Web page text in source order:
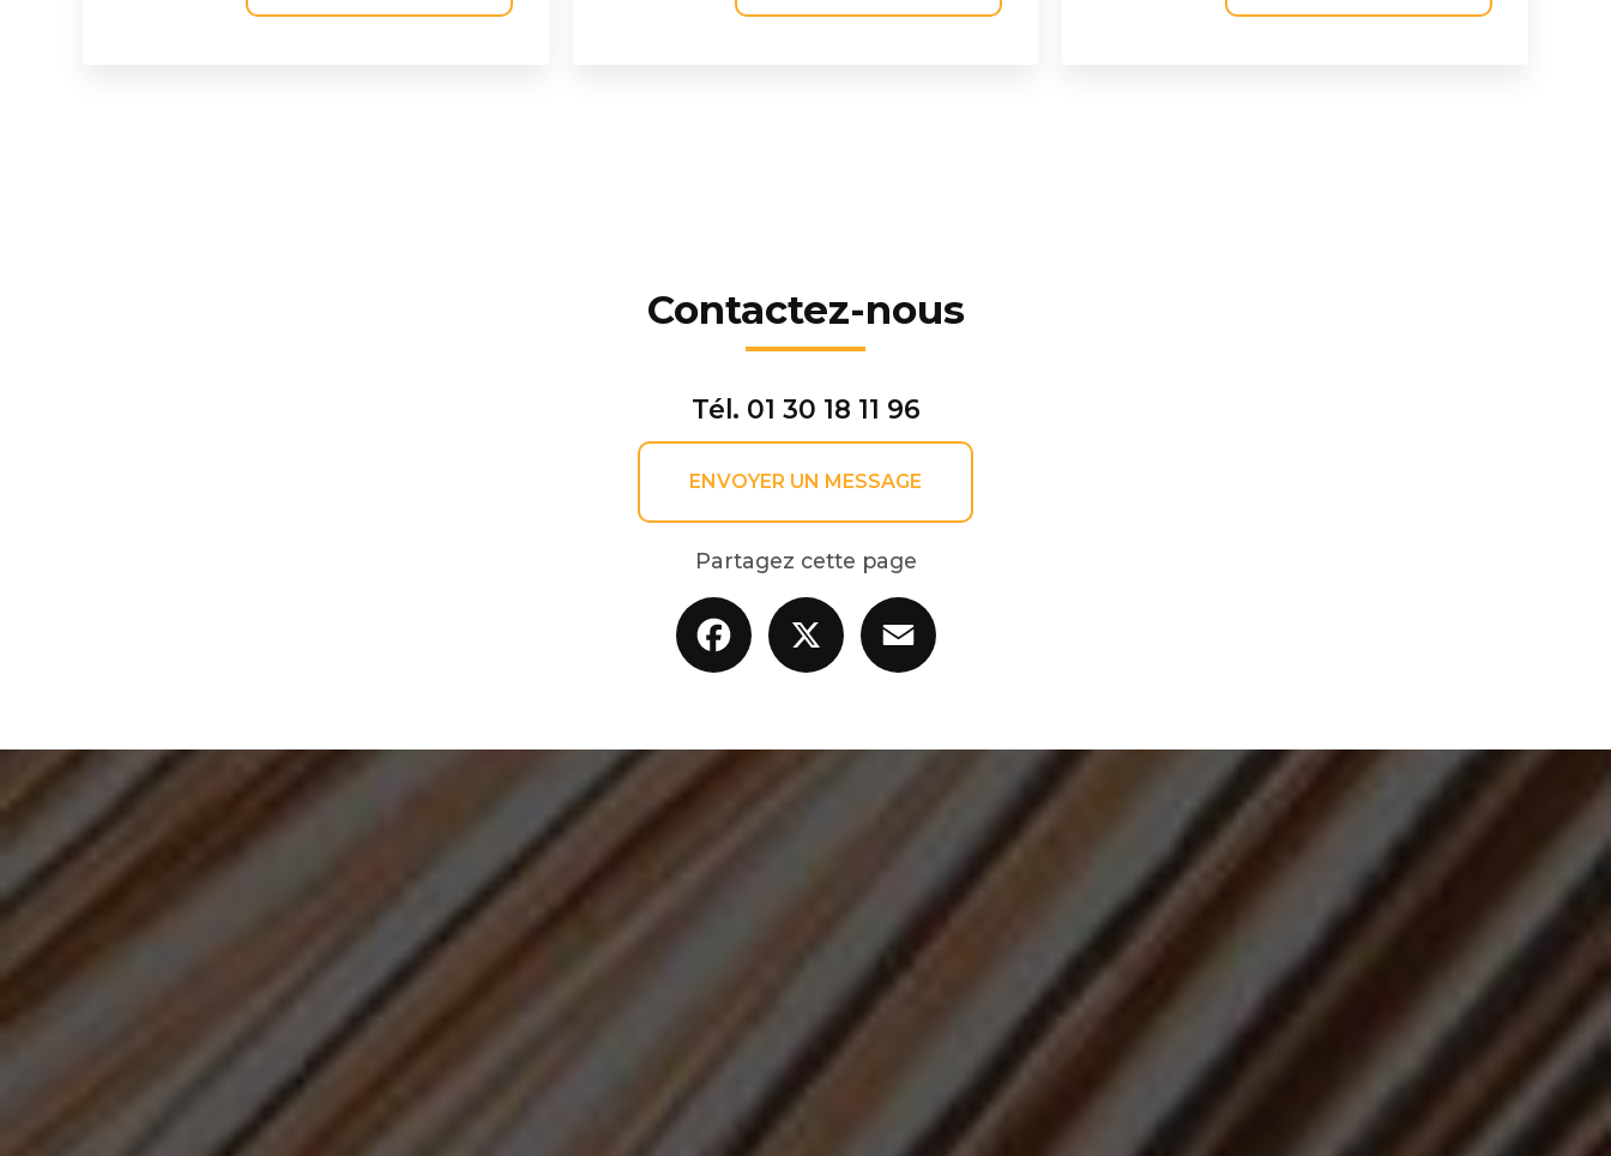
Contactez-nous
Tél. 01 30 18 11 96
ENVOYER UN MESSAGE
Partagez cette page
Facebook